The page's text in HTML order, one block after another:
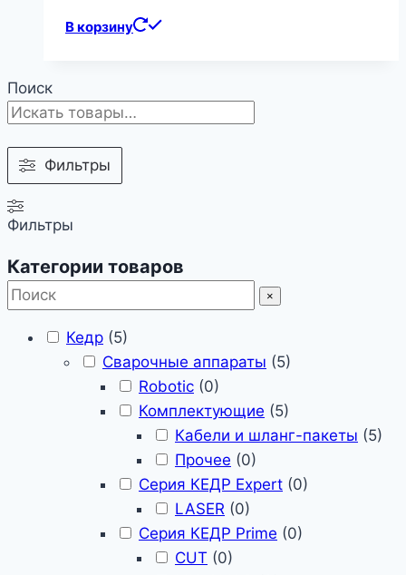
В корзину
Поиск
Фильтры
Фильтры
Категории товаров
×
Кедр (5)
Сварочные аппараты (5)
Robotic (0)
Комплектующие (5)
Кабели и шланг-пакеты (5)
Прочее (0)
Серия КЕДР Expert (0)
LASER (0)
Серия КЕДР Prime (0)
CUT (0)